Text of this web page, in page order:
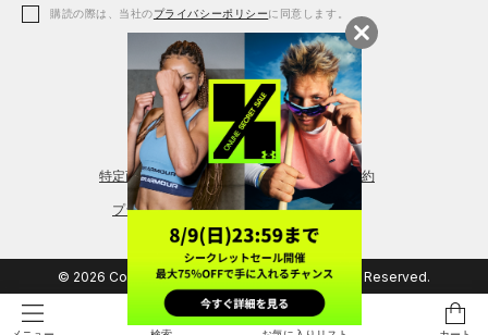
アクセサリー
レギンス＆タイツ
シューズ
購読の際は、当社のプライバシーポリシーに同意します。
特定商取引法に基づく通販の表記 会員規約
プライバシーポリシー
© 2026 Copyright DOME Corporation. All Rights Reserved.